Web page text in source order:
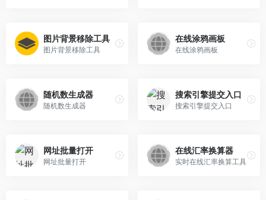
图片背景移除工具
图片背景移除工具
在线涂鸦画板
在线涂鸦画板
随机数生成器
随机数生成器
搜索引擎提交入口
搜索引擎提交入口
网址批量打开
网址批量打开
在线汇率换算器
实时在线汇率换算工具